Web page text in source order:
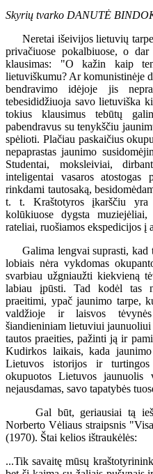
Skyrių tvarko DANUTĖ
Neretai išeivijos lietuvių
privačiuose pokalbiuose, o
klausimas: "O kažin kaip
lietuviškumu? Ar komunistinėje
bendravimo idėjoje jis
tebesididžiuoja savo lietuviška
tokius klausimus tebūtų
pabendravus su tenykščiu
spėlioti. Plačiau paskaičius
nepaprastas jaunimo
Studentai, moksleiviai,
inteligentai vasaros atostogas
rinkdami tautosaką,
t. t. Kraštotyros įkarščiu
kolūkiuose dygsta
rateliai, ruošiamos ekspedicijos į
Galima lengvai suprasti, kad
lobiais nėra vykdomas
svarbiau užgniaužti kiekvieną
labiau įpūsti. Tad kodėl tas
praeitimi, ypač jaunimo tarpe,
valdžioje ir laisvos
šiandieniniam lietuviui
tautos praeities, pažinti ją ir
Kudirkos laikais, kada
Lietuvos istorijos ir
okupuotos Lietuvos
nejausdamas, savo tapatybės
Gal būt, geriausiai tą
Norberto Vėliaus straipsnis
(1970). Štai kelios ištraukėlės:
...Tik savaitę mūsų